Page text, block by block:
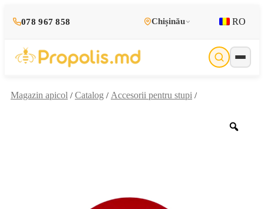
078 967 858 Chișinău RO
Magazin apicol / Catalog / Accesorii pentru stupi /